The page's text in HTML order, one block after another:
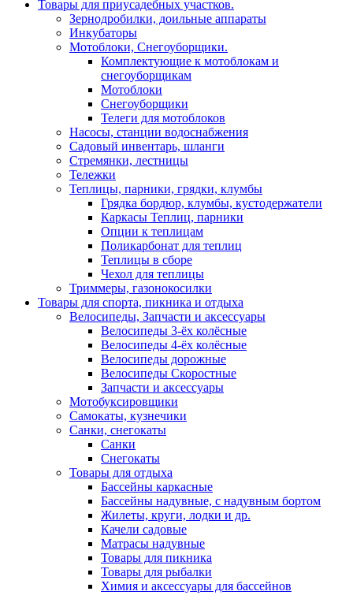
Товары для приусадебных участков.
Зернодробилки, доильные аппараты
Инкубаторы
Мотоблоки, Снегоуборщики.
Комплектующие к мотоблокам и
снегоуборщикам
Мотоблоки
Снегоуборщики
Телеги для мотоблоков
Насосы, станции водоснабжения
Садовый инвентарь, шланги
Стремянки, лестницы
Тележки
Теплицы, парники, грядки, клумбы
Грядка бордюр, клумбы, кустодержатели
Каркасы Теплиц, парники
Опции к теплицам
Поликарбонат для теплиц
Теплицы в сборе
Чехол для теплицы
Триммеры, газонокосилки
Товары для спорта, пикника и отдыха
Велосипеды, Запчасти и аксессуары
Велосипеды 3-ёх колёсные
Велосипеды 4-ёх колёсные
Велосипеды дорожные
Велосипеды Скоростные
Запчасти и аксессуары
Мотобуксировщики
Самокаты, кузнечики
Санки, снегокаты
Санки
Снегокаты
Товары для отдыха
Бассейны каркасные
Бассейны надувные, с надувным бортом
Жилеты, круги, лодки и др.
Качели садовые
Матрасы надувные
Товары для пикника
Товары для рыбалки
Химия и аксессуары для бассейнов